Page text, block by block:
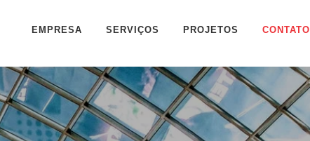
EMPRESA SERVIÇOS PROJETOS CONTATO